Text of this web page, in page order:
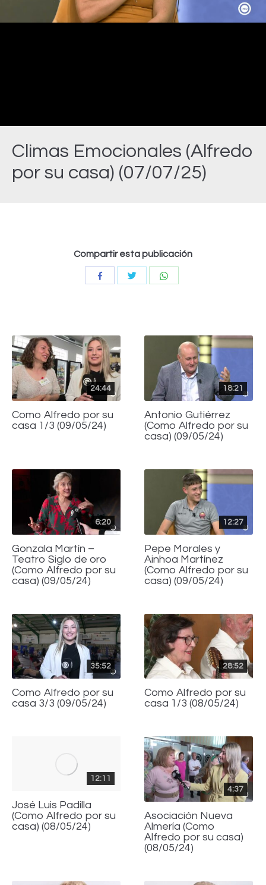
Climas Emocionales (Alfredo
por su casa) (07/07/25)
Video
Compartir esta publicación
CompartirCompartir
24:44
Como Alfredo por su
casa 1/3 (09/05/24)
18:21
Antonio Gutiérrez
(Como Alfredo por su
casa) (09/05/24)
6:20
Gonzala Martín –
Teatro Siglo de oro
(Como Alfredo por su
casa) (09/05/24)
12:27
Pepe Morales y
Ainhoa Martínez
(Como Alfredo por su
casa) (09/05/24)
35:52
Como Alfredo por su
casa 3/3 (09/05/24)
28:52
Como Alfredo por su
casa 1/3 (08/05/24)
12:11
José Luis Padilla
(Como Alfredo por su
casa) (08/05/24)
4:37
Asociación Nueva
Almería (Como
Alfredo por su casa)
(08/05/24)